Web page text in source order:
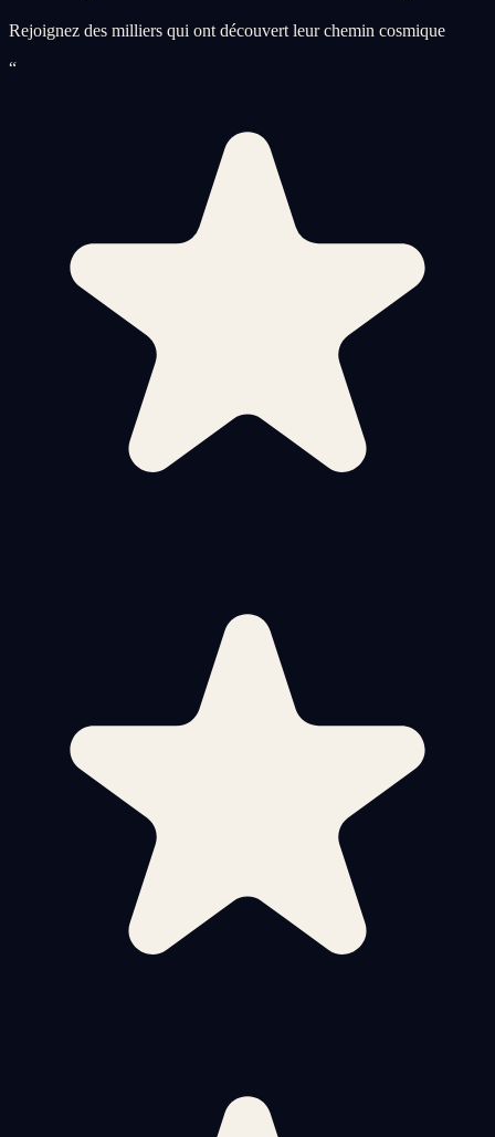
Rejoignez des milliers qui ont découvert leur chemin cosmique
“